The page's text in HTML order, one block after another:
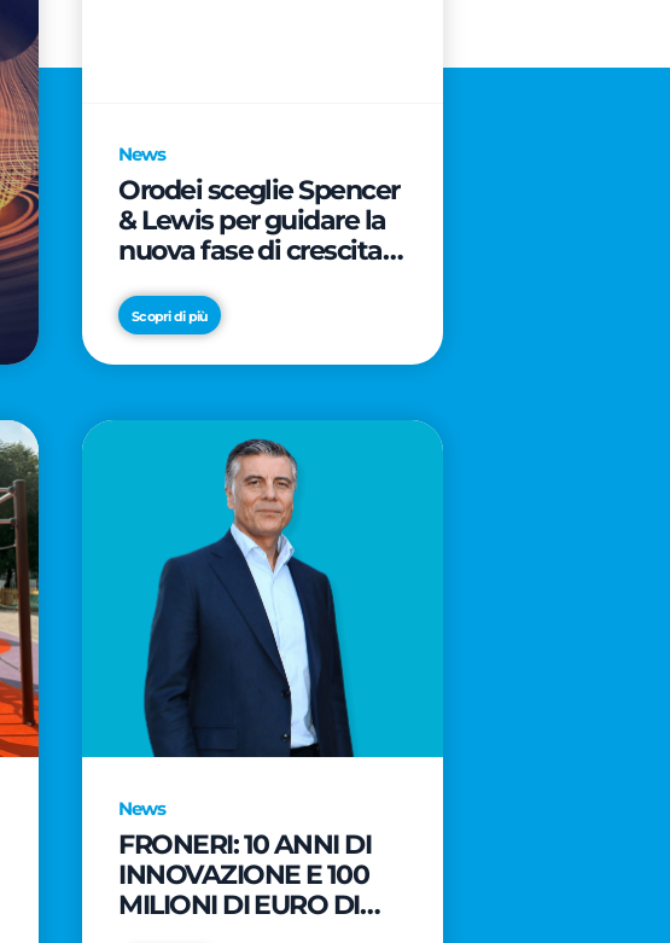
News
Orodei sceglie Spencer
& Lewis per guidare la
nuova fase di crescita e
brand
Scopri di più
News
FRONERI: 10 ANNI DI
INNOVAZIONE E 100
MILIONI DI EURO DI